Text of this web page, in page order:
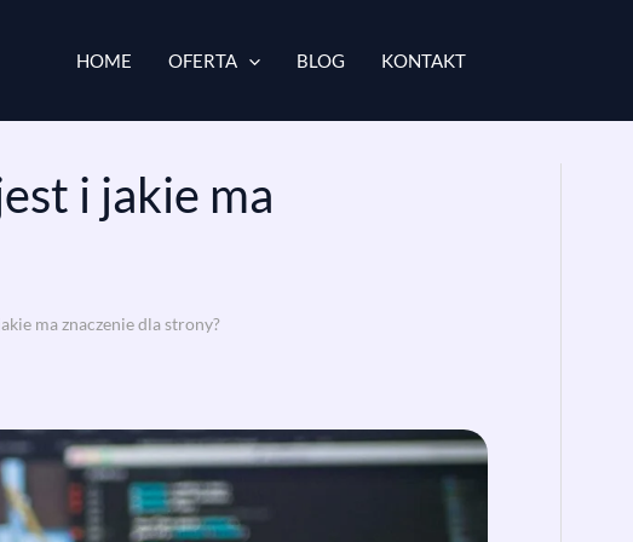
HOME OFERTA BLOG KONTAKT
i jakie ma
ma znaczenie dla strony?